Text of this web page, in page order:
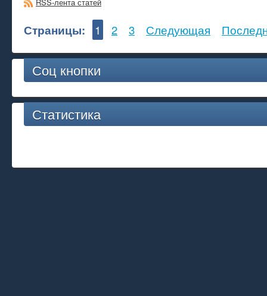
Страницы: 1 2 3 Следующая
Соц кнопки
Статистика